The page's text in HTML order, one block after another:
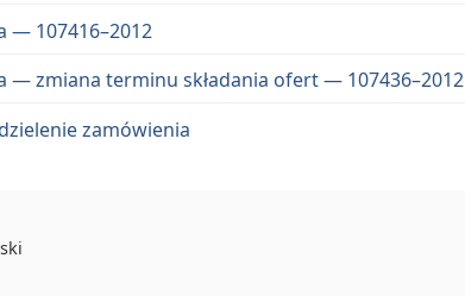
— 107416–2012
— zmi­ana ter­minu składa­nia ofert — 107436–2012
zamówienia